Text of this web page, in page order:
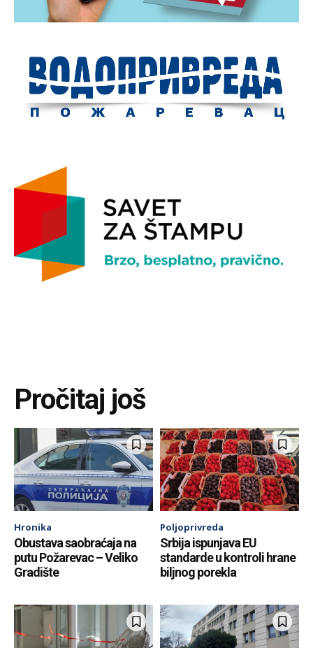
Pročitaj još
Hronika
Obustava saobraćaja na
putu Požarevac – Veliko
Gradište
Poljoprivreda
Srbija ispunjava EU
standarde u kontroli hrane
biljnog porekla